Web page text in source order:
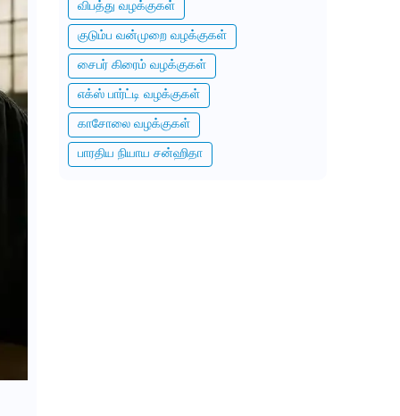
விபத்து வழக்குகள்
குடும்ப வன்முறை வழக்குகள்
சைபர் கிரைம் வழக்குகள்
எக்ஸ் பார்ட்டி வழக்குகள்
காசோலை வழக்குகள்
பாரதிய நியாய சன்ஹிதா